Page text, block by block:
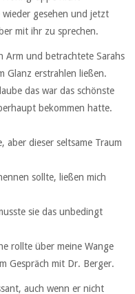
gesehen und jetzt
mit ihr zu sprechen.
Arm und betrachtete Sarahs
Glanz erstrahlen ließen.
das war das schönste
bekommen hatte.
dieser seltsame Traum
sollte, ließen mich
sie das unbedingt
rollte über meine Wange
Gespräch mit Dr. Berger.
auch wenn er nicht